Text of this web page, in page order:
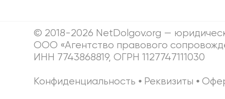
© 2018-2026 NetDolgov.org —
ООО «Агентство правового
ИНН 7743868819, ОГРН 1127747111030
Конфиденциальность ⦁ Реквизиты ⦁